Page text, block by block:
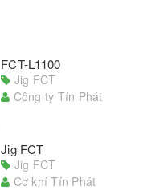
FCT-L1100
Jig FCT
Công ty Tín Phát
Jig FCT
Jig FCT
Cơ khí Tín Phát